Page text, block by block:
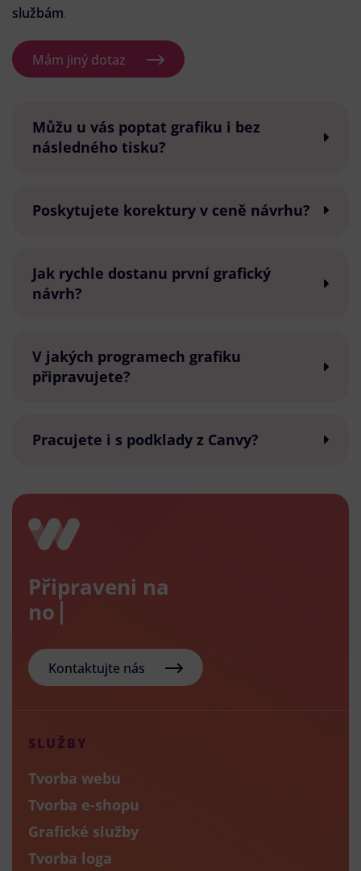
službám.
Mám jiný dotaz
Můžu u vás poptat grafiku i bez
následného tisku?
Poskytujete korektury v ceně návrhu?
Jak rychle dostanu první grafický
návrh?
V jakých programech grafiku
připravujete?
Pracujete i s podklady z Canvy?
Připraveni na
nový e
Kontaktujte nás
SLUŽBY
Tvorba webu
Tvorba e-shopu
Grafické služby
Tvorba loga